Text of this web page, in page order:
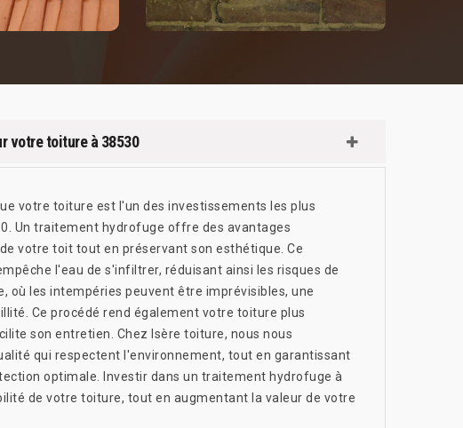
votre toiture à 38530
votre toiture est l'un des investissements les plus
Un traitement hydrofuge offre des avantages
votre toit tout en préservant son esthétique. Ce
l'eau de s'infiltrer, réduisant ainsi les risques de
où les intempéries peuvent être imprévisibles, une
Ce procédé rend également votre toiture plus
son entretien. Chez Isère toiture, nous nous
qui respectent l'environnement, tout en garantissant
optimale. Investir dans un traitement hydrofuge à
de votre toiture, tout en augmentant la valeur de votre